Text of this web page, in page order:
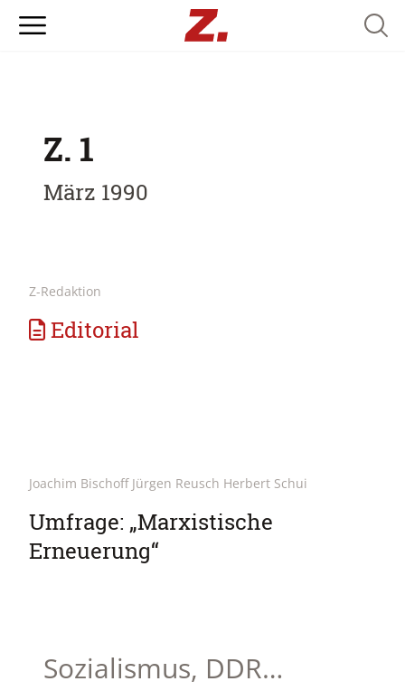
Z. 1
März 1990
Z-Redaktion
Editorial
Joachim Bischoff Jürgen Reusch Herbert Schui
Umfrage: „Marxistische
Erneuerung“
Sozialismus, DDR…